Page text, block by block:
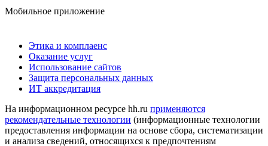
Мобильное приложение
Этика и комплаенс
Оказание услуг
Использование сайтов
Защита персональных данных
ИТ аккредитация
На информационном ресурсе hh.ru применяются
рекомендательные технологии (информационные технологии
предоставления информации на основе сбора, систематизации
и анализа сведений, относящихся к предпочтениям